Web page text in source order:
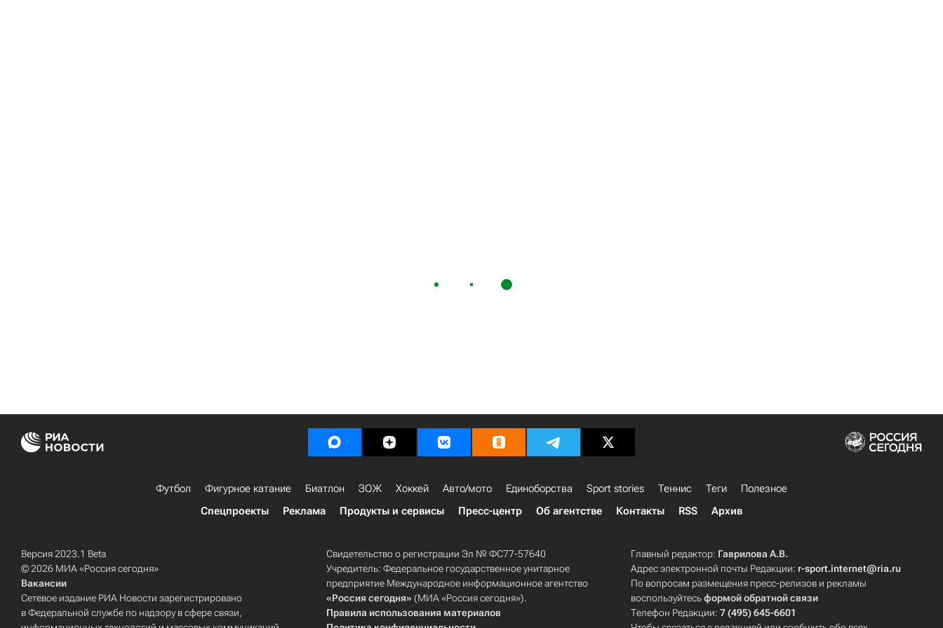
Футбол Фигурное катание Биатлон ЗОЖ Хоккей Авто/мото Единоборства Sport stories Теннис Теги
Полезное
Спецпроекты
Реклама Продукты и сервисы Пресс-центр Об агентстве Контакты RSS Архив
Версия 2023.1 Beta
© 2026 МИА «Россия сегодня»
Вакансии
Сетевое издание РИА Новости зарегистрировано
в Федеральной службе по надзору в сфере связи,
Свидетельство о регистрации Эл № ФС77-57640
Учредитель: Федеральное государственное унитарное
предприятие Международное информационное агентство
«Россия сегодня» (МИА «Россия сегодня»).
Правила использования материалов
Главный редактор: Гаврилова А.В.
Адрес электронной почты Редакции: r-sport.internet@ria.ru
По вопросам размещения пресс-релизов и рекламы
воспользуйтесьформой обратной связи
Телефон Редакции:7 (495) 645-6601